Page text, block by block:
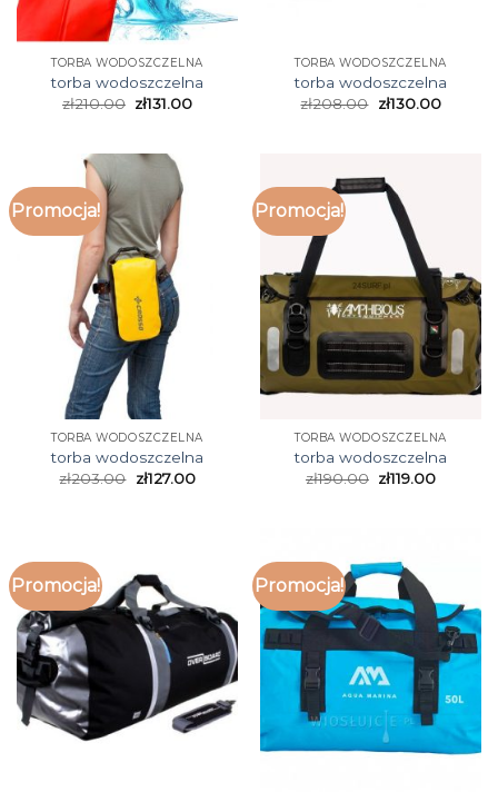
TORBA WODOSZCZELNA
torba wodoszczelna
zł210.00 zł131.00
TORBA WODOSZCZELNA
torba wodoszczelna
zł208.00 zł130.00
Promocja!
TORBA WODOSZCZELNA
torba wodoszczelna
zł203.00 zł127.00
Promocja!
TORBA WODOSZCZELNA
torba wodoszczelna
zł190.00 zł119.00
Promocja! Promocja!